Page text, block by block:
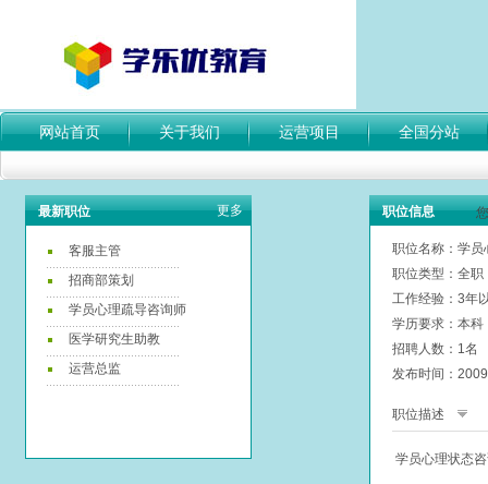
网站首页 关于我们 运营项目 全国分站
职位信息
职位名称：学员
职位类型：全职
工作经验：3年
学历要求：本科
招聘人数：1名
发布时间：
职位描述
学员心理状态
最新职位 更多
客服主管
招商部策划
学员心理疏导咨询师
医学研究生助教
运营总监